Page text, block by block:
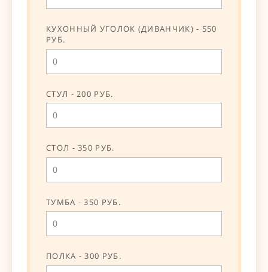
КУХОННЫЙ УГОЛОК (ДИВАНЧИК) - 550
РУБ.
СТУЛ - 200 РУБ.
СТОЛ - 350 РУБ.
ТУМБА - 350 РУБ.
ПОЛКА - 300 РУБ.